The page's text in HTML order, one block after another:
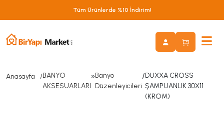
Tüm Ürünlerde %10 İndirim!
Anasayfa
BANYO
AKSESUARLARI
»Banyo
Düzenleyicileri
/DUXXA CROSS
ŞAMPUANLIK 30X11
(KROM)